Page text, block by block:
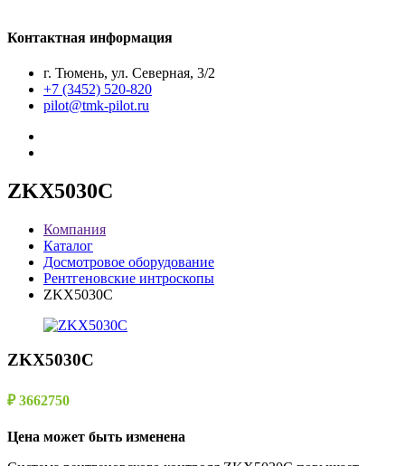
Контактная информация
г. Тюмень, ул. Северная, 3/2
+7 (3452) 520-820
pilot@tmk-pilot.ru
ZKX5030C
Компания
Каталог
Досмотровое оборудование
Рентгеновские интроскопы
ZKX5030C
ZKX5030C
₽ 3662750
Цена может быть изменена